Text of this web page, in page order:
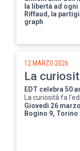
la libertà ad
Riffaud, la
graph
12 MARZO 2026
La
EDT celebra 50
La curiosità fa
Giovedì 26
Bogino 9, Torino